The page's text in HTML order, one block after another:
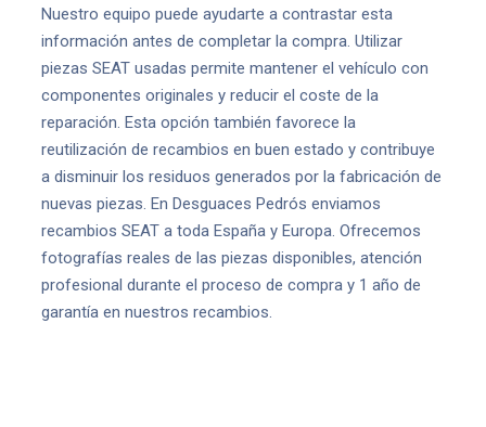
Nuestro equipo puede ayudarte a contrastar esta
información antes de completar la compra. Utilizar
piezas SEAT usadas permite mantener el vehículo con
componentes originales y reducir el coste de la
reparación. Esta opción también favorece la
reutilización de recambios en buen estado y contribuye
a disminuir los residuos generados por la fabricación de
nuevas piezas. En Desguaces Pedrós enviamos
recambios SEAT a toda España y Europa. Ofrecemos
fotografías reales de las piezas disponibles, atención
profesional durante el proceso de compra y 1 año de
garantía en nuestros recambios.